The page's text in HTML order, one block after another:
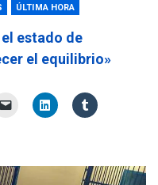
ÚLTIMA HORA
estado de
el equilibrio»